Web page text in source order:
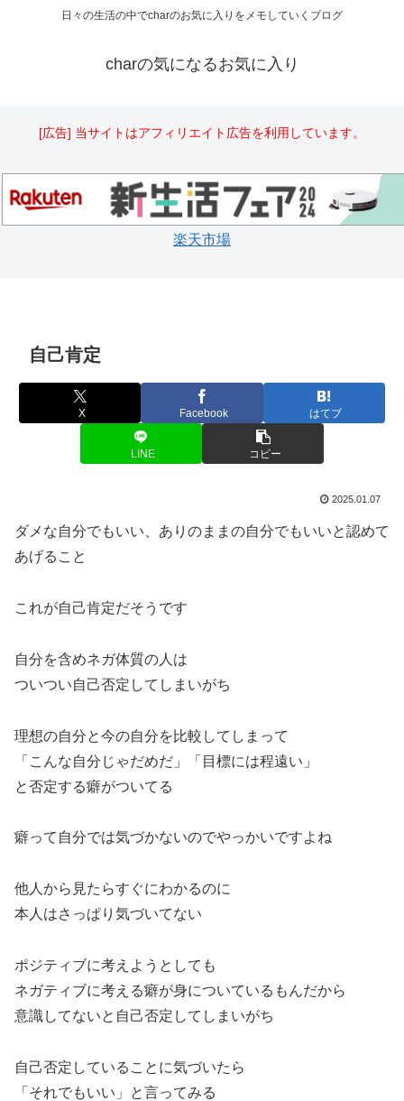
日々の生活の中でcharのお気に入りをメモしていくブログ
charの気になるお気に入り
[広告] 当サイトはアフィリエイト広告を利用しています。
楽天市場
自己肯定
X Facebook はてブ
LINE コピー
2025.01.07
ダメな自分でもいい、ありのままの自分でもいいと認めて
あげること
これが自己肯定だそうです
自分を含めネガ体質の人は
ついつい自己否定してしまいがち
理想の自分と今の自分を比較してしまって
「こんな自分じゃだめだ」「目標には程遠い」
と否定する癖がついてる
癖って自分では気づかないのでやっかいですよね
他人から見たらすぐにわかるのに
本人はさっぱり気づいてない
ポジティブに考えようとしても
ネガティブに考える癖が身についているもんだから
意識してないと自己否定してしまいがち
自己否定していることに気づいたら
「それでもいい」と言ってみる